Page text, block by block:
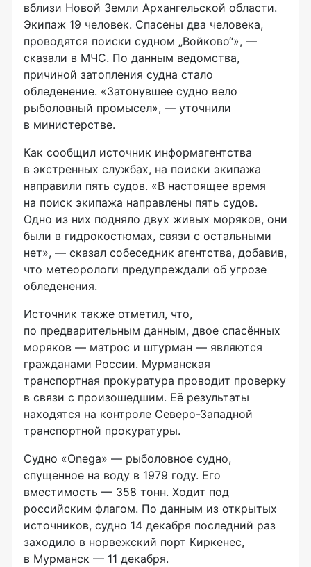
вблизи Новой Земли Архангельской области.
Экипаж 19 человек. Спасены два человека,
проводятся поиски судном „Войково“», —
сказали в МЧС. По данным ведомства,
причиной затопления судна стало
обледенение. «Затонувшее судно вело
рыболовный промысел», — уточнили
в министерстве.
Как сообщил источник информагентства
в экстренных службах, на поиски экипажа
направили пять судов. «В настоящее время
на поиск экипажа направлены пять судов.
Одно из них подняло двух живых моряков, они
были в гидрокостюмах, связи с остальными
нет», — сказал собеседник агентства, добавив,
что метеорологи предупреждали об угрозе
обледенения.
Источник также отметил, что,
по предварительным данным, двое спасённых
моряков — матрос и штурман — являются
гражданами России. Мурманская
транспортная прокуратура проводит проверку
в связи с произошедшим. Её результаты
находятся на контроле Северо-Западной
транспортной прокуратуры.
Судно «Onega» — рыболовное судно,
спущенное на воду в 1979 году. Его
вместимость — 358 тонн. Ходит под
российским флагом. По данным из открытых
источников, судно 14 декабря последний раз
заходило в норвежский порт Киркенес,
в Мурманск — 11 декабря.